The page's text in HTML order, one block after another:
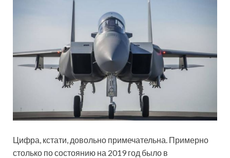
Цифра, кстати, довольно примечательна. Примерно
столько по состоянию на 2019 год было в